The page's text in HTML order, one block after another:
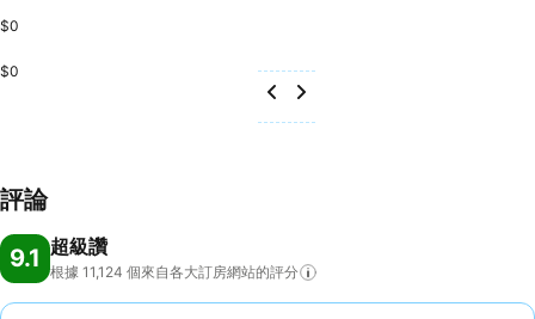
$0
$0
評論
9.1 超級讚
根據 11,124 個來自各大訂房網站的評分